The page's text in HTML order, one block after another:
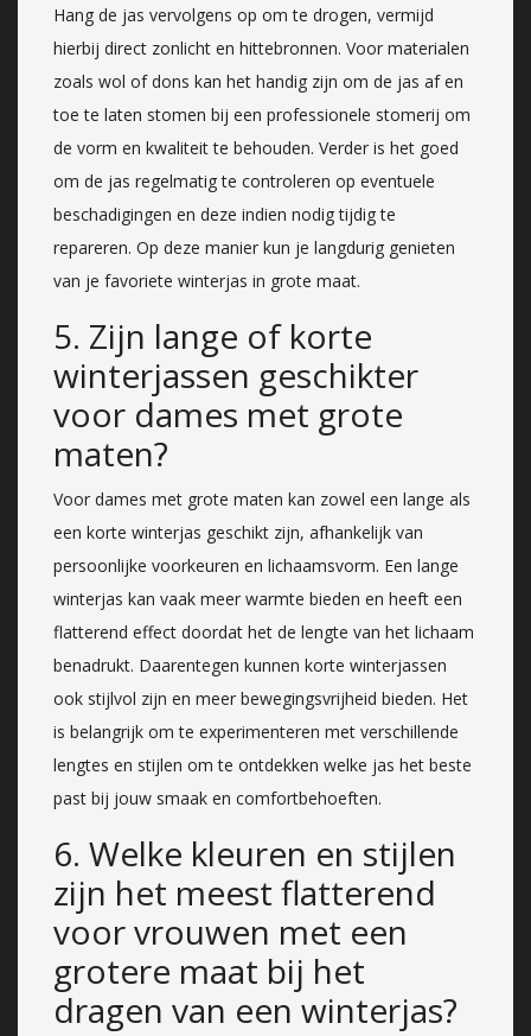
Hang de jas vervolgens op om te drogen, vermijd
hierbij direct zonlicht en hittebronnen. Voor materialen
zoals wol of dons kan het handig zijn om de jas af en
toe te laten stomen bij een professionele stomerij om
de vorm en kwaliteit te behouden. Verder is het goed
om de jas regelmatig te controleren op eventuele
beschadigingen en deze indien nodig tijdig te
repareren. Op deze manier kun je langdurig genieten
van je favoriete winterjas in grote maat.
5. Zijn lange of korte
winterjassen geschikter
voor dames met grote
maten?
Voor dames met grote maten kan zowel een lange als
een korte winterjas geschikt zijn, afhankelijk van
persoonlijke voorkeuren en lichaamsvorm. Een lange
winterjas kan vaak meer warmte bieden en heeft een
flatterend effect doordat het de lengte van het lichaam
benadrukt. Daarentegen kunnen korte winterjassen
ook stijlvol zijn en meer bewegingsvrijheid bieden. Het
is belangrijk om te experimenteren met verschillende
lengtes en stijlen om te ontdekken welke jas het beste
past bij jouw smaak en comfortbehoeften.
6. Welke kleuren en stijlen
zijn het meest flatterend
voor vrouwen met een
grotere maat bij het
dragen van een winterjas?